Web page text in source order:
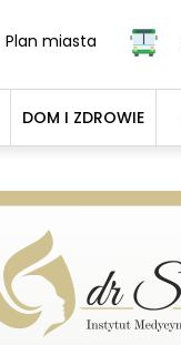
Plan miasta
DOM I ZDROWIE